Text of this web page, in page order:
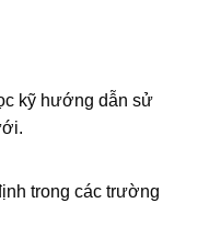
kỹ hướng dẫn sử
trong các trường